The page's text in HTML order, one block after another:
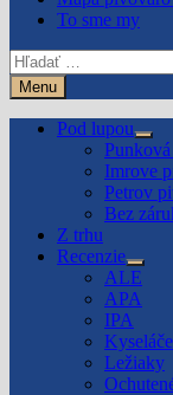
To sme my
Hľadať:
Menu
Pod lupou
sub
Imrove
Petrov
Bez
Z trhu
Recenzie
Show
sub
menu
ALE
APA
IPA
Kyseláče
Ležiaky